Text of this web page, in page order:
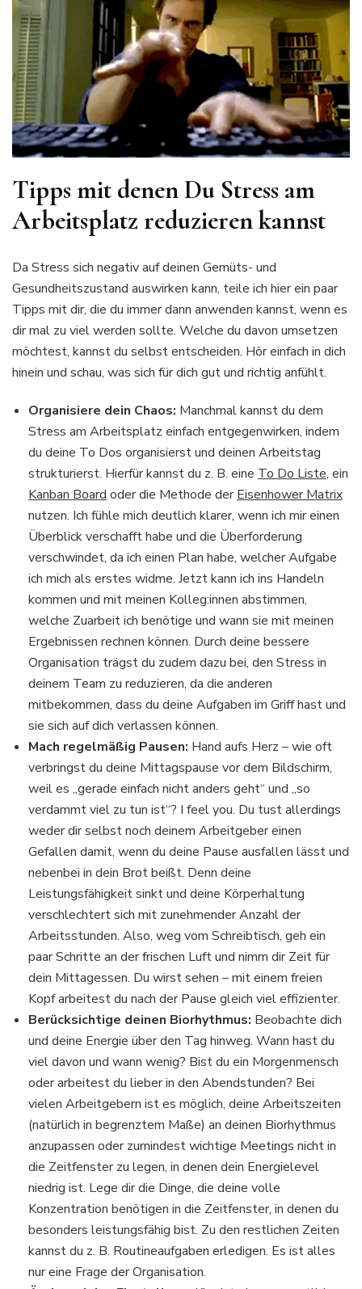
Tipps mit denen Du Stress am
Arbeitsplatz reduzieren kannst
Da Stress sich negativ auf deinen Gemüts- und
Gesundheitszustand auswirken kann, teile ich hier ein paar
Tipps mit dir, die du immer dann anwenden kannst, wenn es
dir mal zu viel werden sollte. Welche du davon umsetzen
möchtest, kannst du selbst entscheiden. Hör einfach in dich
hinein und schau, was sich für dich gut und richtig anfühlt.
Organisiere dein Chaos: Manchmal kannst du dem
Stress am Arbeitsplatz einfach entgegenwirken, indem
du deine To Dos organisierst und deinen Arbeitstag
strukturierst. Hierfür kannst du z. B. eine To Do Liste, ein
Kanban Board oder die Methode derEisenhower Matrix
nutzen. Ich fühle mich deutlich klarer, wenn ich mir einen
Überblick verschafft habe und die Überforderung
verschwindet, da ich einen Plan habe, welcher Aufgabe
ich mich als erstes widme. Jetzt kann ich ins Handeln
kommen und mit meinen Kolleg:innen abstimmen,
welche Zuarbeit ich benötige und wann sie mit meinen
Ergebnissen rechnen können. Durch deine bessere
Organisation trägst du zudem dazu bei, den Stress in
deinem Team zu reduzieren, da die anderen
mitbekommen, dass du deine Aufgaben im Griff hast und
sie sich auf dich verlassen können.
Mach regelmäßig Pausen: Hand aufs Herz – wie oft
verbringst du deine Mittagspause vor dem Bildschirm,
weil es „gerade einfach nicht anders geht“ und „so
verdammt viel zu tun ist“? I feel you. Du tust allerdings
weder dir selbst noch deinem Arbeitgeber einen
Gefallen damit, wenn du deine Pause ausfallen lässt und
nebenbei in dein Brot beißt. Denn deine
Leistungsfähigkeit sinkt und deine Körperhaltung
verschlechtert sich mit zunehmender Anzahl der
Arbeitsstunden. Also, weg vom Schreibtisch, geh ein
paar Schritte an der frischen Luft und nimm dir Zeit für
dein Mittagessen. Du wirst sehen – mit einem freien
Kopf arbeitest du nach der Pause gleich viel effizienter.
Berücksichtige deinen Biorhythmus: Beobachte dich
und deine Energie über den Tag hinweg. Wann hast du
viel davon und wann wenig? Bist du ein Morgenmensch
oder arbeitest du lieber in den Abendstunden? Bei
vielen Arbeitgebern ist es möglich, deine Arbeitszeiten
(natürlich in begrenztem Maße) an deinen Biorhythmus
anzupassen oder zumindest wichtige Meetings nicht in
die Zeitfenster zu legen, in denen dein Energielevel
niedrig ist. Lege dir die Dinge, die deine volle
Konzentration benötigen in die Zeitfenster, in denen du
besonders leistungsfähig bist. Zu den restlichen Zeiten
kannst du z. B. Routineaufgaben erledigen. Es ist alles
nur eine Frage der Organisation.